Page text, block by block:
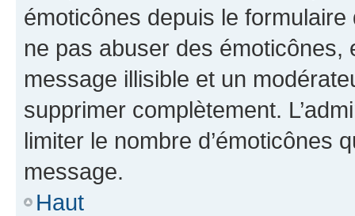
émoticônes depuis le
ne pas abuser des
message illisible et un
supprimer complètement.
limiter le nombre d’émoticônes
message.
Haut